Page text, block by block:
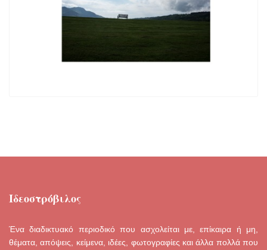
Ιδεοστρόβιλος
Ένα διαδικτυακό περιοδικό που ασχολείται με, επίκαιρα ή μη,
θέματα, απόψεις, κείμενα, ιδέες, φωτογραφίες και άλλα πολλά που